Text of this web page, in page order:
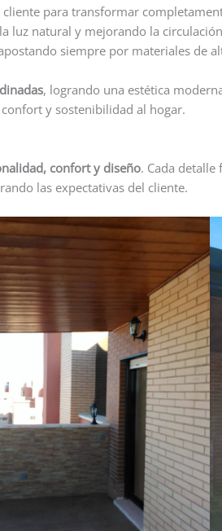
para transformar
luz natural y mejorando la
siempre por materiales de
, logrando una estética
y sostenibilidad al hogar.
confort y diseño. Cada
las expectativas del cliente.